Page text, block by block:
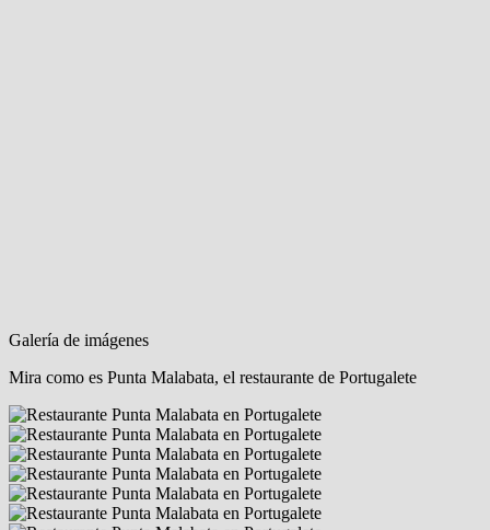
Galería de imágenes
Mira como es Punta Malabata, el restaurante de Portugalete